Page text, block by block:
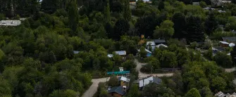
Cruz
no es un